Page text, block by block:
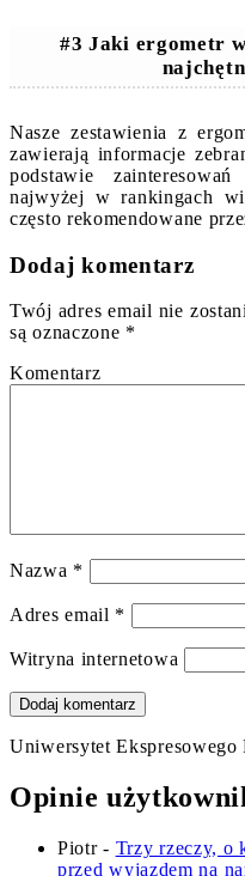
#3 Jaki ergometr
Nasze zestawienia z
zawierają informacje
podstawie
najwyżej w rankingach
często rekomendowane
Dodaj komentarz
Twój adres email nie
są oznaczone *
Nazwa *
Adres email *
Witryna internetowa
Uniwersytet
Opinie
Piotr- Trzy rzeczy, o
przed wyjazdem na